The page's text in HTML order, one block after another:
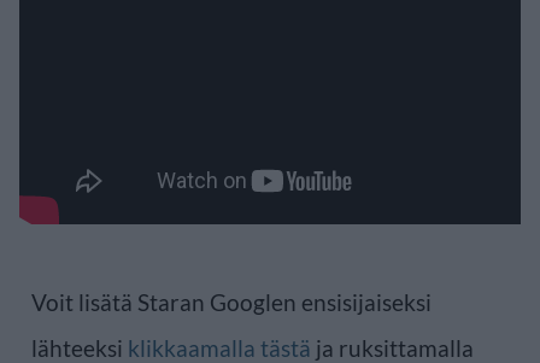
Voit lisätä Staran Googlen ensisijaiseksi
lähteeksi klikkaamalla tästä ja ruksittamalla